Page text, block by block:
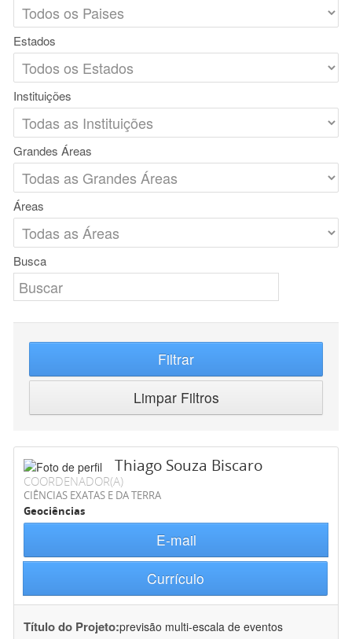
Estados
Instituições
Grandes Áreas
Áreas
Busca
Filtrar
Limpar Filtros
Thiago Souza Biscaro
COORDENADOR(A)
CIÊNCIAS EXATAS E DA TERRA
Geociências
E-mail
Currículo
Título do Projeto:previsão multi-escala de eventos